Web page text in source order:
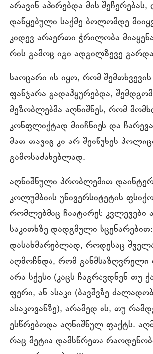
არავინ აპირებდა მის
დაწყებული საქმე ბოლომდე
კიდევ არაერთი ჭრილობა
რის გამოც იგი ადგილზევე
საოცარი ის იყო, რომ
ფანჯარა გადაჰყურებდა,
მეზობლებმა აღნიშნეს, რომ
კონფლიქტად მიიჩნიეს და
მათ თავიც კი არ შეიწუხეს
გამოსაძახებლად.
აღნიშნული პრობლემით
კოლუმბიის უნივერსიტეტის
რომლებმაც ჩაატარეს კვლევები
საკითხზე დადგმული
დასახმარებლად, როდესაც
აღმოჩნდა, რომ
არა სქესი (კაცს ჩაგრავდნენ თუ
ფერი, ან ასაკი (ბავშვზე
ასაკოვანზე), არამედ ის, თუ
ესწრებოდა აღნიშნულ ფაქტს.
რაც მეტია დამსწრეთა